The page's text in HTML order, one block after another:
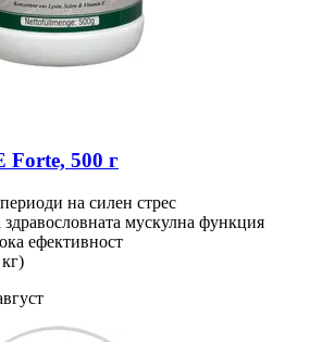
Forte, 500 г
на силен стрес
мускулна функция
ефективност